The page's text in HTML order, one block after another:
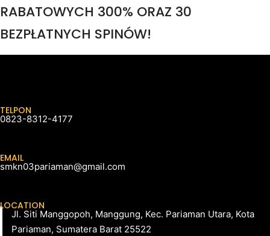
RABATOWYCH 300% ORAZ 30
BEZPŁATNYCH SPINÓW!
TELPON
0823-8312-4177
EMAIL
smkn03pariaman@gmail.com
LOCATION
Jl. Siti Manggopoh, Manggung, Kec. Pariaman Utara, Kota
Pariaman, Sumatera Barat 25522